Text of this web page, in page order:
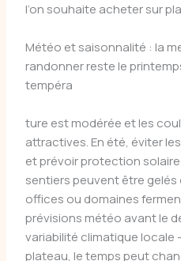
l’on souhaite acheter sur
Météo et saisonnalité : la
randonner reste le
tempéra
ture est modérée et les
attractives. En été, éviter
et prévoir protection
sentiers peuvent être
offices ou domaines
prévisions météo avant le
variabilité climatique locale
plateau, le temps peut